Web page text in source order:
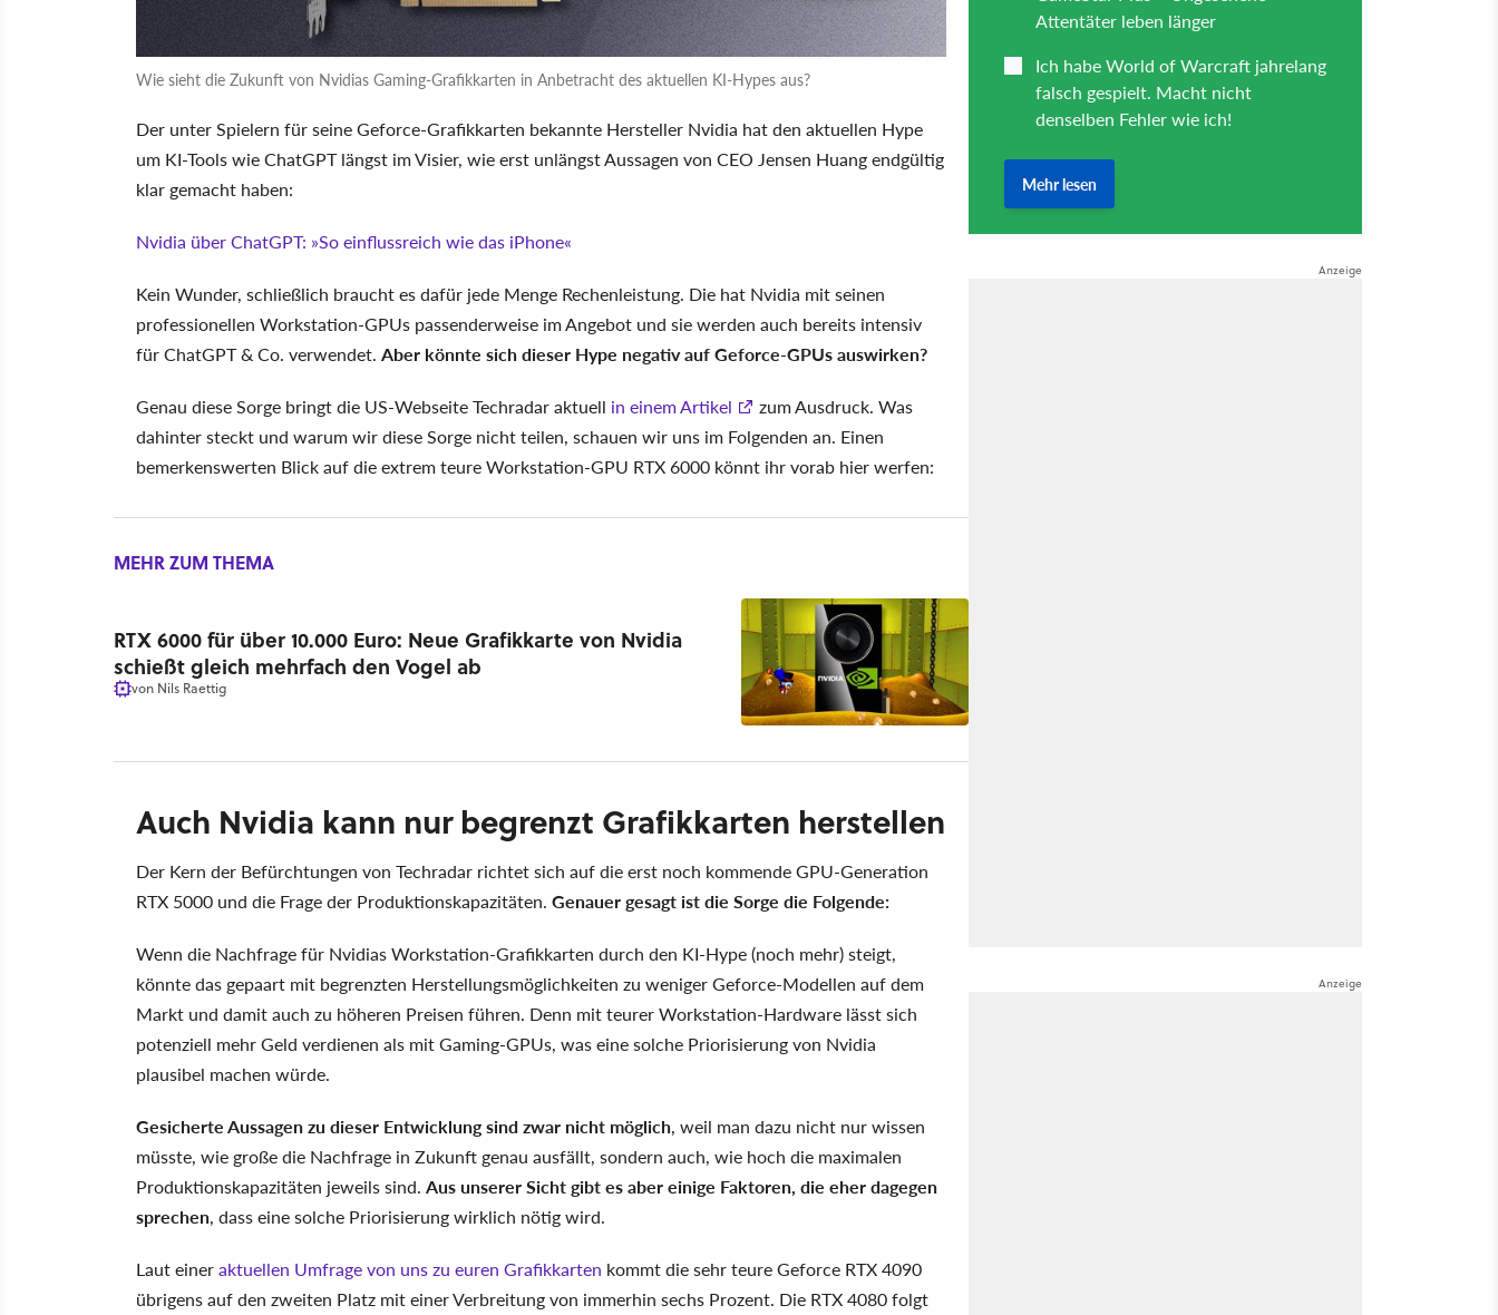
Wie sieht die Zukunft von Nvidias Gaming-Grafikkarten in Anbetracht des aktuellen KI-Hypes aus?
Der unter Spielern für seine Geforce-Grafikkarten bekannte Hersteller Nvidia hat den aktuellen Hype
um KI-Tools wie ChatGPT längst im Visier, wie erst unlängst Aussagen von CEO Jensen Huang endgültig
klar gemacht haben:
Nvidia über ChatGPT: So einflussreich wie das iPhone
Kein Wunder, schließlich braucht es dafür jede Menge Rechenleistung. Die hat Nvidia mit seinen
professionellen Workstation-GPUs passenderweise im Angebot und sie werden auch bereits intensiv
für ChatGPT & Co. verwendet. Aber könnte sich dieser Hype negativ auf Geforce-GPUs auswirken?
Genau diese Sorge bringt die US-Webseite Techradar aktuell in einem Artikel
zum Ausdruck. Was
dahinter steckt und warum wir diese Sorge nicht teilen, schauen wir uns im Folgenden an. Einen
bemerkenswerten Blick auf die extrem teure Workstation-GPU RTX 6000 könnt ihr vorab hier werfen:
MEHR ZUM THEMA
RTX 6000 für über 10.000 Euro: Neue Grafikkarte von Nvidia
schießt gleich mehrfach den Vogel ab
von Nils Raettig
Auch Nvidia kann nur begrenzt Grafikkarten herstellen
Der Kern der Befürchtungen von Techradar richtet sich auf die erst noch kommende GPU-Generation
RTX 5000 und die Frage der Produktionskapazitäten. Genauer gesagt ist die Sorge die Folgende:
Wenn die Nachfrage für Nvidias Workstation-Grafikkarten durch den KI-Hype (noch mehr) steigt,
könnte das gepaart mit begrenzten Herstellungsmöglichkeiten zu weniger Geforce-Modellen auf dem
Markt und damit auch zu höheren Preisen führen. Denn mit teurer Workstation-Hardware lässt sich
potenziell mehr Geld verdienen als mit Gaming-GPUs, was eine solche Priorisierung von Nvidia
plausibel machen würde.
Gesicherte Aussagen zu dieser Entwicklung sind zwar nicht möglich, weil man dazu nicht nur wissen
müsste, wie große die Nachfrage in Zukunft genau ausfällt, sondern auch, wie hoch die maximalen
Produktionskapazitäten jeweils sind. Aus unserer Sicht gibt es aber einige Faktoren, die eher dagegen
sprechen, dass eine solche Priorisierung wirklich nötig wird.
Laut eineraktuellen Umfrage von uns zu euren Grafikkarten kommt die sehr teure Geforce RTX 4090
übrigens auf den zweiten Platz mit einer Verbreitung von immerhin sechs Prozent. Die RTX 4080 folgt